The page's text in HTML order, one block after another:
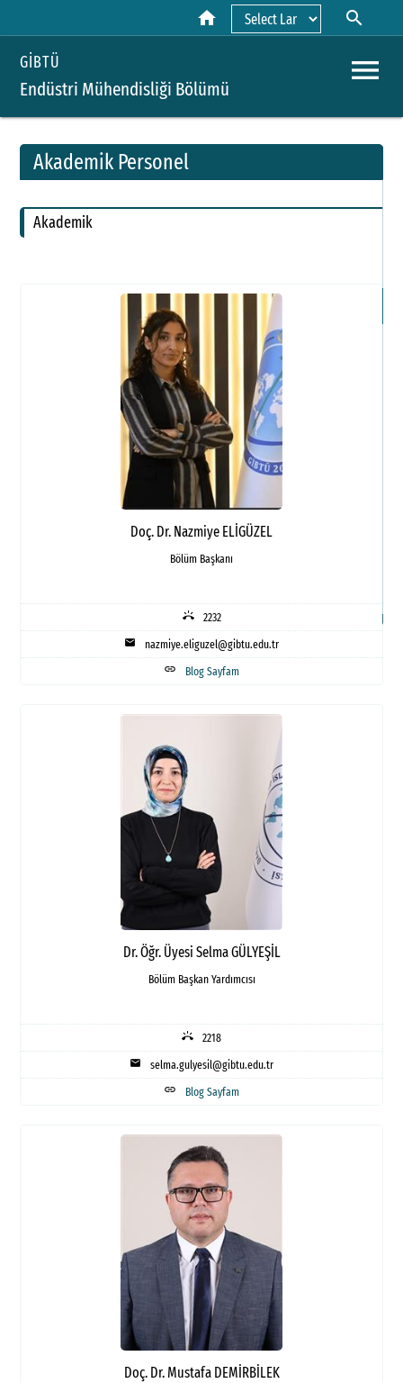
home search
GİBTÜ
Endüstri Mühendisliği Bölümü
menu
Akademik Personel
Akademik
Doç. Dr. Nazmiye ELİGÜZEL
Bölüm Başkanı
ring_volume 2232
mail nazmiye.eliguzel@gibtu.edu.tr
link Blog Sayfam
Dr. Öğr. Üyesi Selma GÜLYEŞİL
Bölüm Başkan Yardımcısı
ring_volume 2218
mail selma.gulyesil@gibtu.edu.tr
link Blog Sayfam
Doç. Dr. Mustafa DEMİRBİLEK